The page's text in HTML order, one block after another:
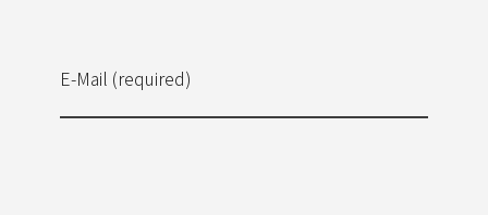
E-Mail (required)